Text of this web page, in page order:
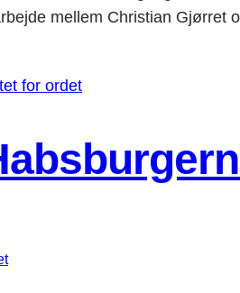
mellem Christian Gjørret